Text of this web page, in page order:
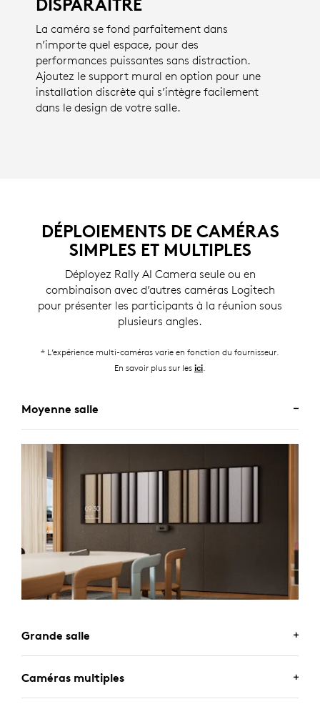
* simulation d’une image à l’écran
DISPARAÎTRE
La caméra se fond parfaitement dans
n’importe quel espace, pour des
performances puissantes sans distraction.
Ajoutez le support mural en option pour une
installation discrète qui s’intègre facilement
dans le design de votre salle.
DÉPLOIEMENTS DE CAMÉRAS
SIMPLES ET MULTIPLES
Déployez Rally AI Camera seule ou en
combinaison avec d’autres caméras Logitech
pour présenter les participants à la réunion sous
plusieurs angles.
* L’expérience multi-caméras varie en fonction du fournisseur.
En savoir plus sur les ici.
Moyenne salle
Grande salle
Caméras multiples